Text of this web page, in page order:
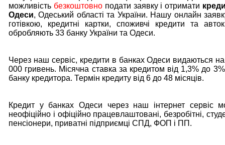
можливість безкоштовноподати заявку і отримати
Одеси, Одеський області та України. Нашу онлайн
готівкою, кредитні картки, споживчі кредити та
обробляють 33 банку України та Одеси.
Через наш сервіс, кредити в банках Одеси видаються
000 гривень. Місячна ставка за кредитом від 1,3% до
банку кредитора. Термін кредиту від 6 до 48 місяців.
Кредит у банках Одеси через наш інтернет сервіс
неофіційно і офіційно працевлаштовані, безробітні,
пенсіонери, приватні підприємці СПД, ФОП і ПП.